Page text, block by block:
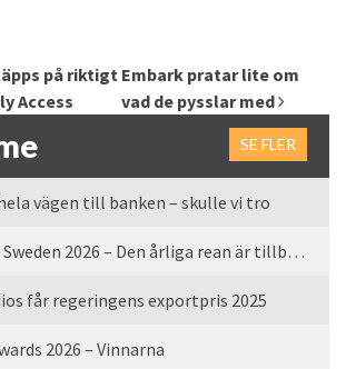
på riktigt
Access
Embark pratar lite om
vad de pysslar med
SE FLER
vägen till banken – skulle vi tro
Games Made in Sweden 2026 – Den årliga rean är tillbaka
får regeringens exportpris 2025
2026 – Vinnarna